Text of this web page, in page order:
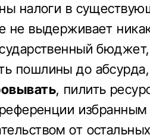
налоги в
не выдерживает
бюджет,
пошлины до
, пилить
избранным
от